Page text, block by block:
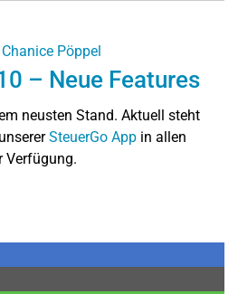
Chanice Pöppel
– Neue Features
neusten Stand. Aktuell steht
SteuerGo App in allen
Verfügung.